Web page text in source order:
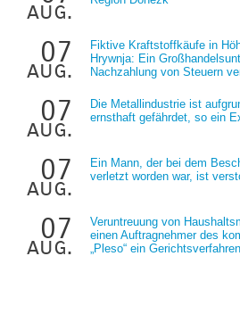
aug.
07
aug.
Fiktive Kraftstoffkäufe in
Hrywnja: Ein
Nachzahlung von Steuern
07
aug.
Die Metallindustrie ist
ernsthaft gefährdet, so ein
07
aug.
Ein Mann, der bei dem
verletzt worden war, ist
07
aug.
Veruntreuung von
einen Auftragnehmer des
„Pleso“ ein